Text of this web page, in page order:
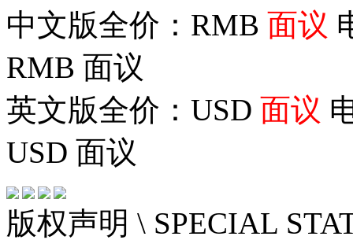
中文版全价：RMB 面议
RMB 面议
英文版全价：USD 面议
USD 面议
版权声明 \ SPECIAL